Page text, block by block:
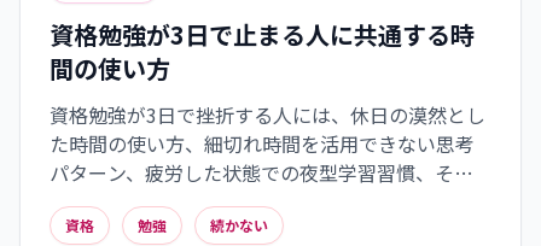
資格勉強が3日で止まる人に共通する時
間の使い方
資格勉強が3日で挫折する人には、休日の漠然とし
た時間の使い方、細切れ時間を活用できない思考
パターン、疲労した状態での夜型学習習慣、そし
て完璧主義的な学習記録という共通点があります。
これらの問題を解決するには、具体的な時間枠の
資格 勉強 続かない